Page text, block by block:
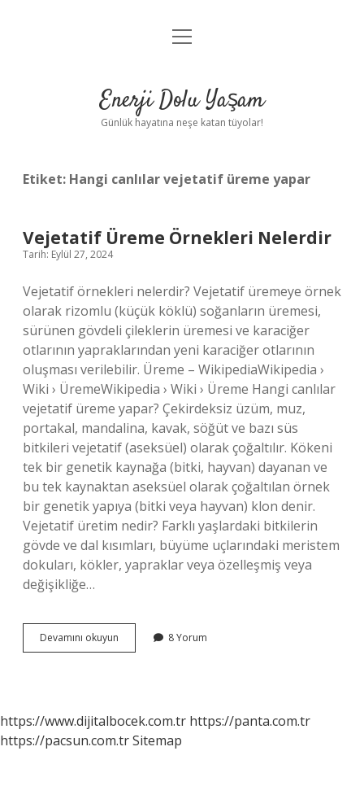
Anasayfa
Yasal Uyarı
menüyü
Enerji Dolu Yaşam
Günlük hayatına neşe katan tüyolar!
Etiket: Hangi canlılar vejetatif üreme yapar
Vejetatif Üreme Örnekleri Nelerdir
Tarih: Eylül 27, 2024
Vejetatif örnekleri nelerdir? Vejetatif üremeye örnek
olarak rizomlu (küçük köklü) soğanların üremesi,
sürünen gövdeli çileklerin üremesi ve karaciğer
otlarının yapraklarından yeni karaciğer otlarının
oluşması verilebilir. Üreme – WikipediaWikipedia ›
Wiki › ÜremeWikipedia › Wiki › Üreme Hangi canlılar
vejetatif üreme yapar? Çekirdeksiz üzüm, muz,
portakal, mandalina, kavak, söğüt ve bazı süs
bitkileri vejetatif (aseksüel) olarak çoğaltılır. Kökeni
tek bir genetik kaynağa (bitki, hayvan) dayanan ve
bu tek kaynaktan aseksüel olarak çoğaltılan örnek
bir genetik yapıya (bitki veya hayvan) klon denir.
Vejetatif üretim nedir? Farklı yaşlardaki bitkilerin
gövde ve dal kısımları, büyüme uçlarındaki meristem
dokuları, kökler, yapraklar veya özelleşmiş veya
değişikliğe…
Devamını okuyun Vejetatif
Üreme
8 Yorum
https://www.dijitalbocek.com.tr https://panta.com.tr
https://pacsun.com.trSitemap